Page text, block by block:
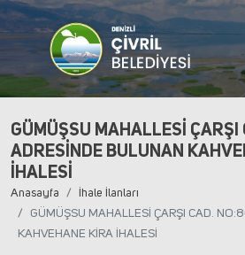
GÜMÜŞSU MAHALLESİ ÇARŞI
ADRESİNDE BULUNAN
İHALESİ
Anasayfa
İhale İlanları
GÜMÜŞSU MAHALLESİ ÇARŞI CAD.
KAHVEHANE KİRA İHALESİ